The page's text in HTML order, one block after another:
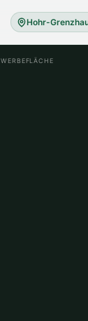
Hohr-
WERBEFLÄCHE